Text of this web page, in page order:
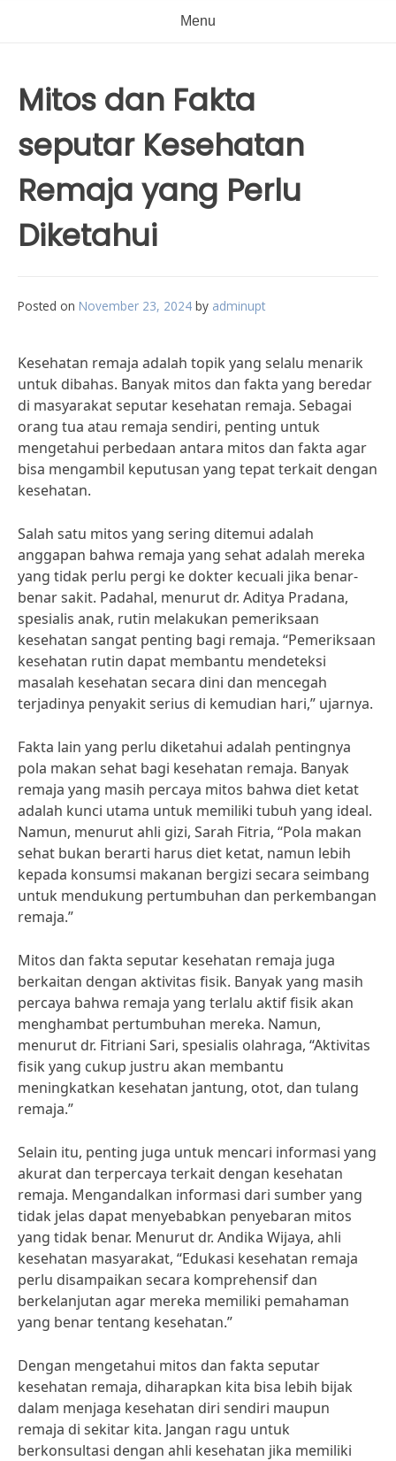
Menu
Mitos dan Fakta
seputar Kesehatan
Remaja yang Perlu
Diketahui
Posted on November 23, 2024 by adminupt
Kesehatan remaja adalah topik yang selalu menarik
untuk dibahas. Banyak mitos dan fakta yang beredar
di masyarakat seputar kesehatan remaja. Sebagai
orang tua atau remaja sendiri, penting untuk
mengetahui perbedaan antara mitos dan fakta agar
bisa mengambil keputusan yang tepat terkait dengan
kesehatan.
Salah satu mitos yang sering ditemui adalah
anggapan bahwa remaja yang sehat adalah mereka
yang tidak perlu pergi ke dokter kecuali jika benar-
benar sakit. Padahal, menurut dr. Aditya Pradana,
spesialis anak, rutin melakukan pemeriksaan
kesehatan sangat penting bagi remaja. “Pemeriksaan
kesehatan rutin dapat membantu mendeteksi
masalah kesehatan secara dini dan mencegah
terjadinya penyakit serius di kemudian hari,” ujarnya.
Fakta lain yang perlu diketahui adalah pentingnya
pola makan sehat bagi kesehatan remaja. Banyak
remaja yang masih percaya mitos bahwa diet ketat
adalah kunci utama untuk memiliki tubuh yang ideal.
Namun, menurut ahli gizi, Sarah Fitria, “Pola makan
sehat bukan berarti harus diet ketat, namun lebih
kepada konsumsi makanan bergizi secara seimbang
untuk mendukung pertumbuhan dan perkembangan
remaja.”
Mitos dan fakta seputar kesehatan remaja juga
berkaitan dengan aktivitas fisik. Banyak yang masih
percaya bahwa remaja yang terlalu aktif fisik akan
menghambat pertumbuhan mereka. Namun,
menurut dr. Fitriani Sari, spesialis olahraga, “Aktivitas
fisik yang cukup justru akan membantu
meningkatkan kesehatan jantung, otot, dan tulang
remaja.”
Selain itu, penting juga untuk mencari informasi yang
akurat dan terpercaya terkait dengan kesehatan
remaja. Mengandalkan informasi dari sumber yang
tidak jelas dapat menyebabkan penyebaran mitos
yang tidak benar. Menurut dr. Andika Wijaya, ahli
kesehatan masyarakat, “Edukasi kesehatan remaja
perlu disampaikan secara komprehensif dan
berkelanjutan agar mereka memiliki pemahaman
yang benar tentang kesehatan.”
Dengan mengetahui mitos dan fakta seputar
kesehatan remaja, diharapkan kita bisa lebih bijak
dalam menjaga kesehatan diri sendiri maupun
remaja di sekitar kita. Jangan ragu untuk
berkonsultasi dengan ahli kesehatan jika memiliki